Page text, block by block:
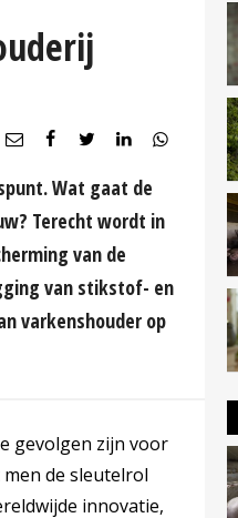
Wat gaat de
Terecht wordt in
van de
van stikstof- en
varkenshouder op
gevolgen zijn voor
de sleutelrol
innovatie,